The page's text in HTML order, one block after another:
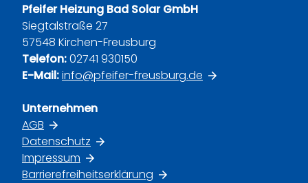
Pfeifer Heizung Bad Solar GmbH
Siegtalstraße 27
57548 Kirchen-Freusburg
Telefon:02741 930150
E-Mail:info@pfeifer-freusburg.de
Unternehmen
AGB
Datenschutz
Impressum
Barrierefreiheitserklärung